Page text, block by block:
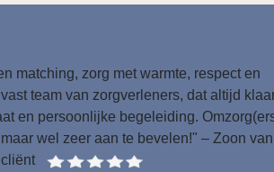
matching, zorg met warmte, respect en
team van zorgverleners, dat altijd
en persoonlijke begeleiding.
wel zeer aan te bevelen!" – Zoon van
cliënt